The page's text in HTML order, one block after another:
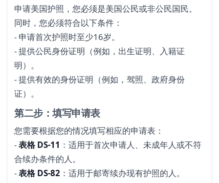
申请美国护照，您必须是美国公民或非公民国民。
同时，您必须符合以下条件：
- 申请首次护照时至少16岁。
- 提供公民身份证明（例如，出生证明、入籍证
明）。
- 提供有效的身份证明（例如，驾照、政府身份
证）。
第二步：填写申请表
您需要根据您的情况填写相应的申请表：
-表格 DS-11 ：适用于首次申请人、未成年人或不符
合续办条件的人。
-表格 DS-82 ：适用于邮寄续办现有护照的人。